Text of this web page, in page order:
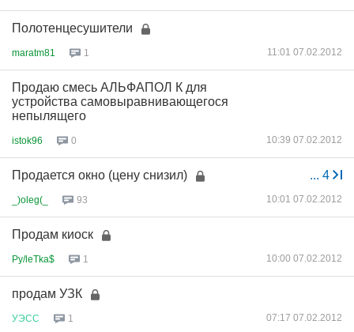
Полотенцесушители
maratm81 1 11:01 07.02.2012
Продаю смесь АЛЬФАПОЛ К для
устройства самовыравнивающегося
непылящего
istok96 0 10:39 07.02.2012
... 4
Продается окно (цену снизил)
_)oleg(_ 93 10:01 07.02.2012
Продам киоск
Py/leTka$ 1 10:00 07.02.2012
продам УЗК
УЭСС 1 07:17 07.02.2012